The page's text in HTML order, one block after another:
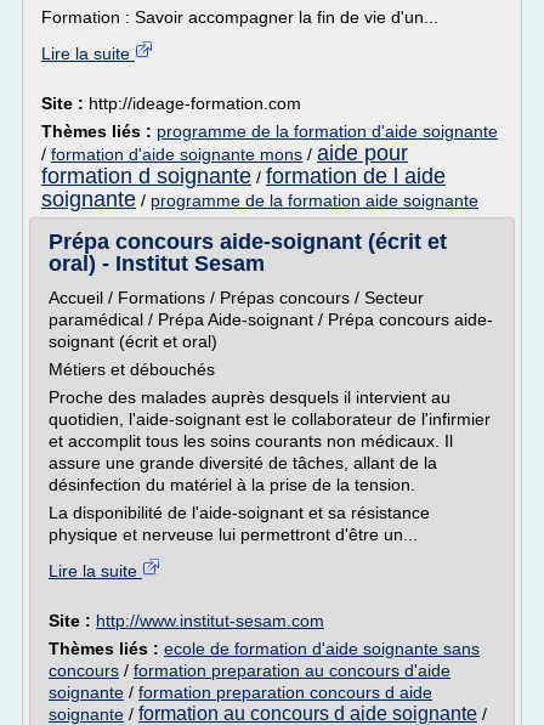
Formation : Savoir accompagner la fin de vie d'un...
Lire la suite
Site : http://ideage-formation.com
Thèmes liés : programme de la formation d'aide soignante
/ formation d'aide soignante mons / aide pour
formation d soignante / formation de l aide
soignante / programme de la formation aide soignante
Prépa concours aide-soignant (écrit et
oral) - Institut Sesam
Accueil / Formations / Prépas concours / Secteur
paramédical / Prépa Aide-soignant / Prépa concours aide-
soignant (écrit et oral)
Métiers et débouchés
Proche des malades auprès desquels il intervient au
quotidien, l'aide-soignant est le collaborateur de l'infirmier
et accomplit tous les soins courants non médicaux. Il
assure une grande diversité de tâches, allant de la
désinfection du matériel à la prise de la tension.
La disponibilité de l'aide-soignant et sa résistance
physique et nerveuse lui permettront d'être un...
Lire la suite
Site : http://www.institut-sesam.com
Thèmes liés : ecole de formation d'aide soignante sans
concours / formation preparation au concours d'aide
soignante / formation preparation concours d aide
soignante / formation au concours d aide soignante /